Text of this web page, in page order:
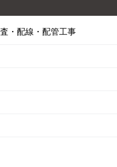
・配線・配管工事